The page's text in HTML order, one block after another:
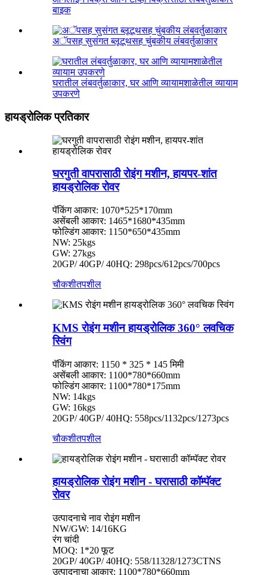
बाइक
अॅपसह सुसंगत ब्लूटूथसह चुंबकीय लंबवर्तुळाकार
घरातील लंबवर्तुळाकार, घर आणि व्यायामशाळेतील व्यायाम
उपकरणे
हायड्रोलिक प्रतिकार
घरगुती वापरासाठी रोइंग मशीन, हायपर-शांत
हायड्रोलिक रोवर
पॅकिंग आकार: 1070*525*170mm
असेंबली आकार: 1465*1680*435mm
फोल्डिंग आकार: 1150*650*435mm
NW: 25kgs
GW: 27kgs
20GP/ 40GP/ 40HQ: 298pcs/612pcs/700pcs
चौकशीतपशील
KMS रोइंग मशीन हायड्रोलिक 360° लवचिक
स्विंग
पॅकिंग आकार: 1150 * 325 * 145 मिमी
असेंबली आकार: 1100*780*660mm
फोल्डिंग आकार: 1100*780*175mm
NW: 14kgs
GW: 16kgs
20GP/ 40GP/ 40HQ: 558pcs/1132pcs/1273pcs
चौकशीतपशील
हायड्रोलिक रोइंग मशीन - घरासाठी कॉम्पॅक्ट
रोवर
उत्पादनाचे नाव रोइंग मशीन
NW/GW: 14/16KG
रंग चांदी
MOQ: 1*20 फूट
20GP/ 40GP/ 40HQ: 558/11328/1273CTNS
उत्पादनाचा आकार: 1100*780*660mm